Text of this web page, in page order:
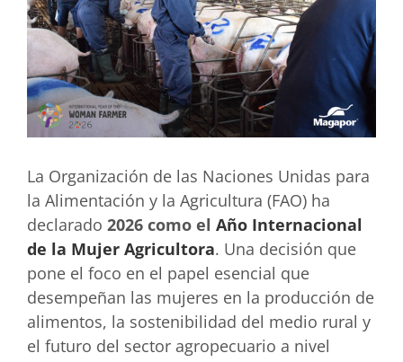
La Organización de las Naciones Unidas para
la Alimentación y la Agricultura (FAO) ha
declarado 2026 como el Año Internacional
de la Mujer Agricultora. Una decisión que
pone el foco en el papel esencial que
desempeñan las mujeres en la producción de
alimentos, la sostenibilidad del medio rural y
el futuro del sector agropecuario a nivel